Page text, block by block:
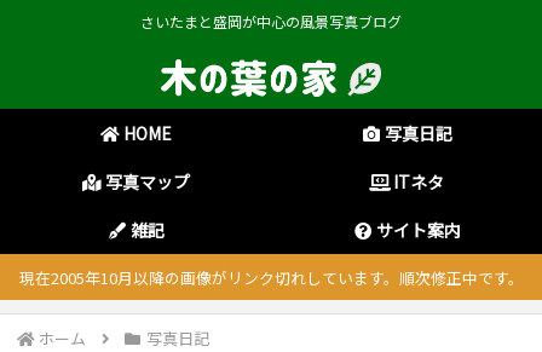
さいたまと盛岡が中心の風景写真ブログ
HOME
写真日記
写真マップ
ITネタ
雑記
サイト案内
現在2005年10月以降の画像がリンク切れしています。順次修正中です。
ホーム 写真日記